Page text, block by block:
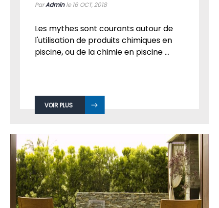
ParAdminle 16 OCT, 2018
Les mythes sont courants autour de
l'utilisation de produits chimiques en
piscine, ou de la chimie en piscine ...
VOIR PLUS